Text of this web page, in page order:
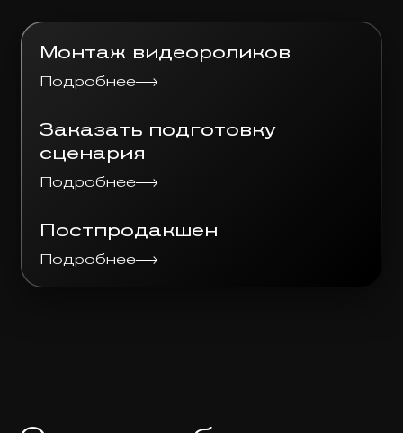
Монтаж видеороликов
Подробнее
Заказать подготовку
сценария
Подробнее
Постпродакшен
Подробнее